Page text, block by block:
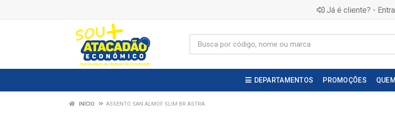
Já é cliente? -
DEPARTAMENTOS PROMOÇÕES
INÍCIO ASSENTO SAN ALMOF SLIM BR ASTRA